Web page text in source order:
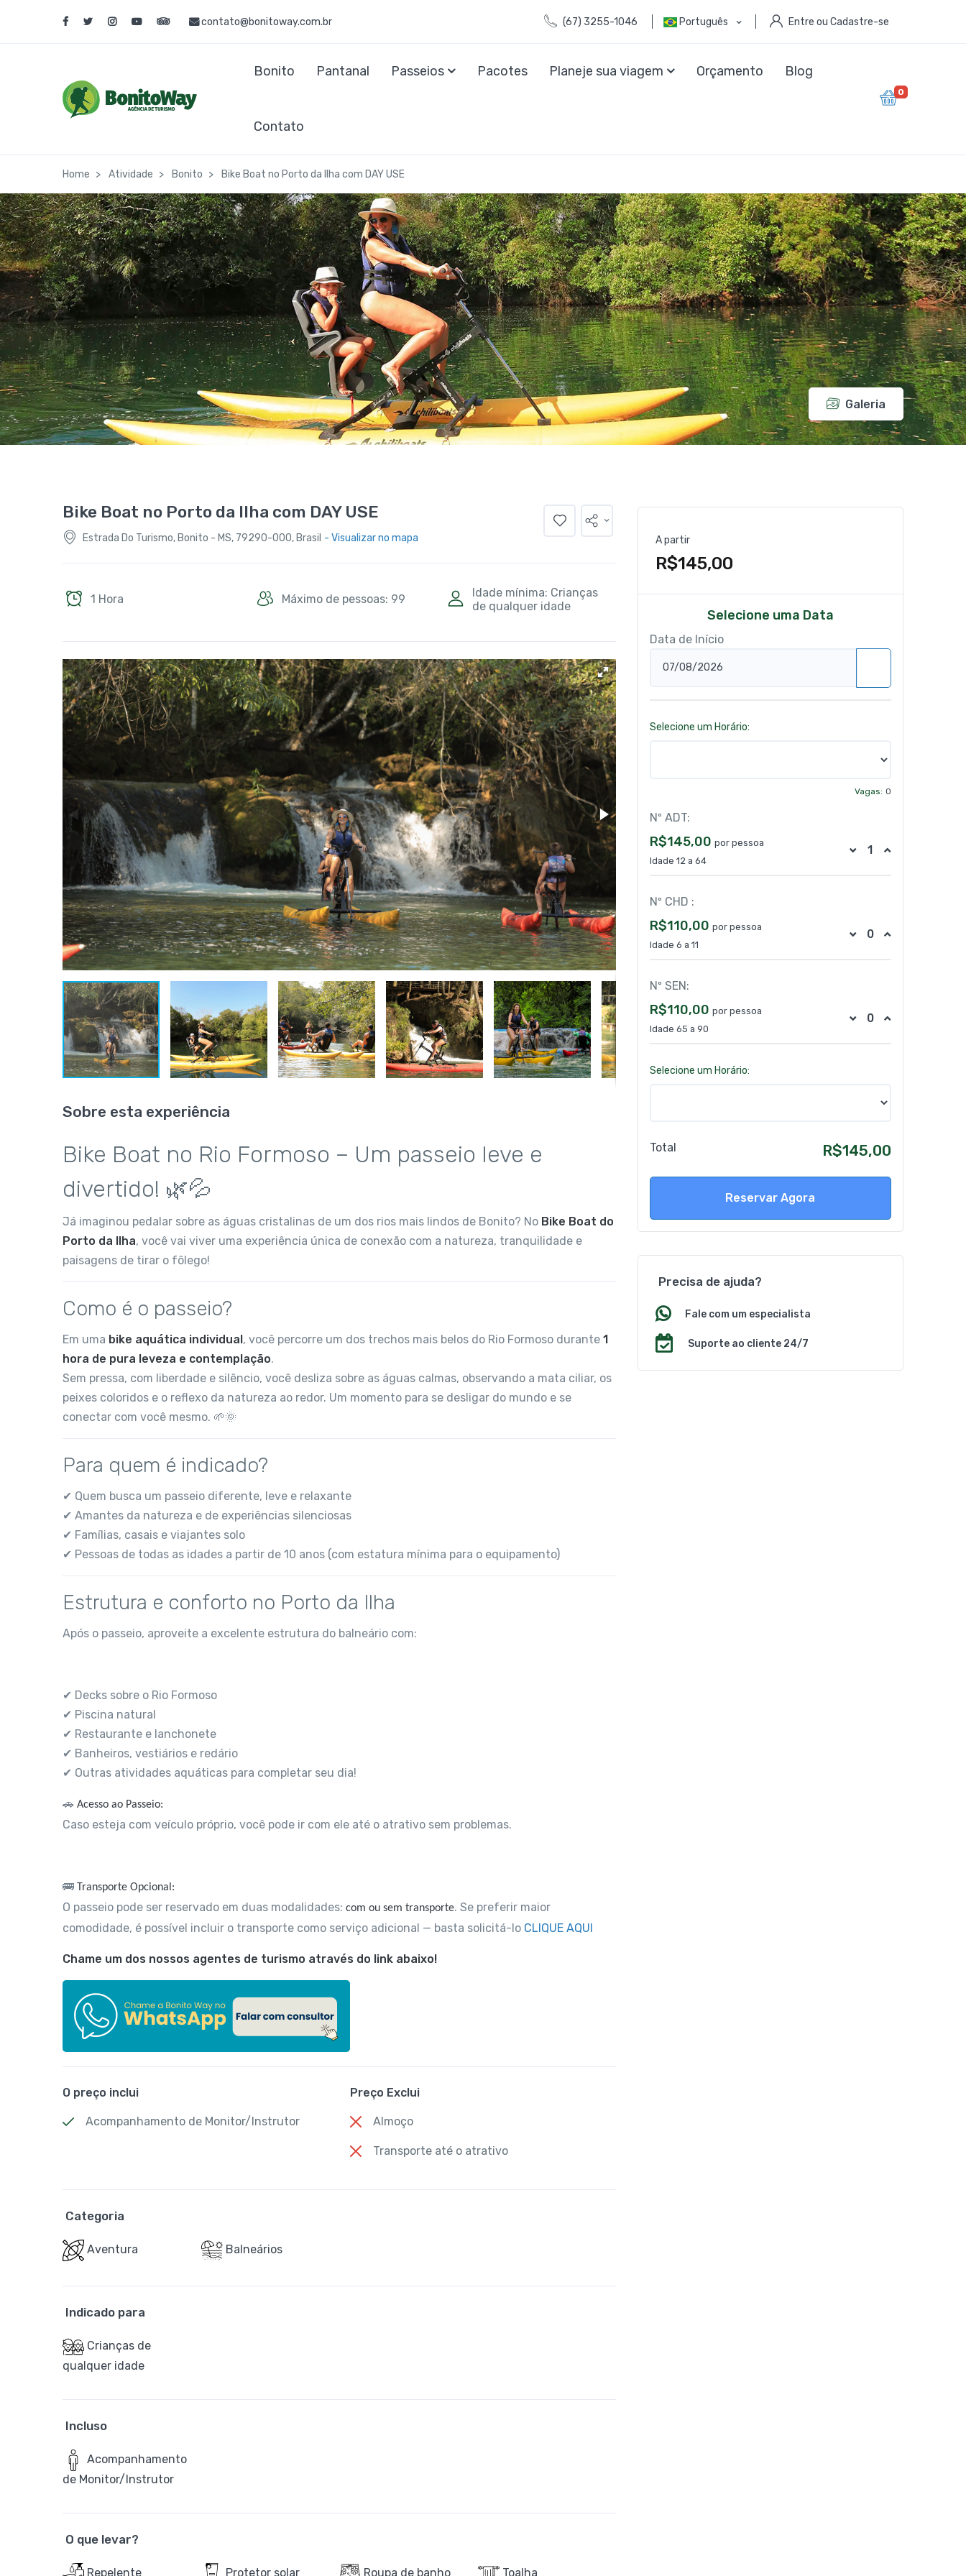
contato@bonitoway.com.br (67) 3255-1046 Português Entre ou Cadastre-se
Bonito Pantanal Passeios Pacotes Planeje sua viagem Orçamento Blog
Contato
0
Home Atividade Bonito Bike Boat no Porto da Ilha com DAY USE
Galeria
Bike Boat no Porto da Ilha com DAY USE
Estrada Do Turismo, Bonito - MS, 79290-000, Brasil - Visualizar no mapa
1 Hora Máximo de pessoas: 99
Idade mínima: Crianças
de qualquer idade
Sobre esta experiência
Bike Boat no Rio Formoso – Um passeio leve e
divertido! 🌿💦
Já imaginou pedalar sobre as águas cristalinas de um dos rios mais lindos de Bonito? No Bike Boat do
Porto da Ilha, você vai viver uma experiência única de conexão com a natureza, tranquilidade e
paisagens de tirar o fôlego!
Como é o passeio?
Em uma bike aquática individual, você percorre um dos trechos mais belos do Rio Formoso durante 1
hora de pura leveza e contemplação.
Sem pressa, com liberdade e silêncio, você desliza sobre as águas calmas, observando a mata ciliar, os
peixes coloridos e o reflexo da natureza ao redor. Um momento para se desligar do mundo e se
conectar com você mesmo. 🌱🌞
Para quem é indicado?
✔ Quem busca um passeio diferente, leve e relaxante
✔ Amantes da natureza e de experiências silenciosas
✔ Famílias, casais e viajantes solo
✔ Pessoas de todas as idades a partir de 10 anos (com estatura mínima para o equipamento)
Estrutura e conforto no Porto da Ilha
Após o passeio, aproveite a excelente estrutura do balneário com:
✔ Decks sobre o Rio Formoso
✔ Piscina natural
✔ Restaurante e lanchonete
✔ Banheiros, vestiários e redário
✔ Outras atividades aquáticas para completar seu dia!
🚗 Acesso ao Passeio:
Caso esteja com veículo próprio, você pode ir com ele até o atrativo sem problemas.
🚌 Transporte Opcional:
O passeio pode ser reservado em duas modalidades: com ou sem transporte. Se preferir maior
comodidade, é possível incluir o transporte como serviço adicional — basta solicitá-lo CLIQUE AQUI
Chame um dos nossos agentes de turismo através do link abaixo!
O preço inclui
Acompanhamento de Monitor/Instrutor
Preço Exclui
Almoço
Transporte até o atrativo
Categoria
Aventura Balneários
Indicado para
Crianças de
qualquer idade
Incluso
Acompanhamento
de Monitor/Instrutor
O que levar?
Repelente Protetor solar Roupa de banho Toalha
A partir
R$145,00
Selecione uma Data
Data de Início
Selecione um Horário:
Vagas: 0
Nº ADT:
R$145,00 por pessoa
Idade 12 a 64
Nº CHD :
R$110,00 por pessoa
Idade 6 a 11
Nº SEN:
R$110,00 por pessoa
Idade 65 a 90
Selecione um Horário:
Total R$145,00
Reservar Agora
Precisa de ajuda?
Fale com um especialista
Suporte ao cliente 24/7